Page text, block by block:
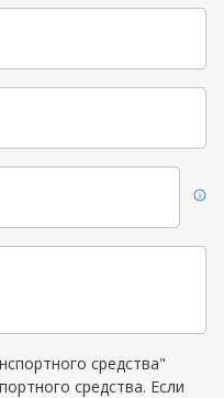
info
средства"
средства. Если